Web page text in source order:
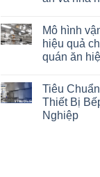
Mô hình
hiệu quả
quán ăn
Tiêu
Thiết Bị
Nghiệp